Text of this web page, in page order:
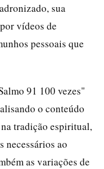
sua
vídeos de
pessoais que
91 100 vezes"
o conteúdo
tradição espiritual,
necessários ao
as variações de